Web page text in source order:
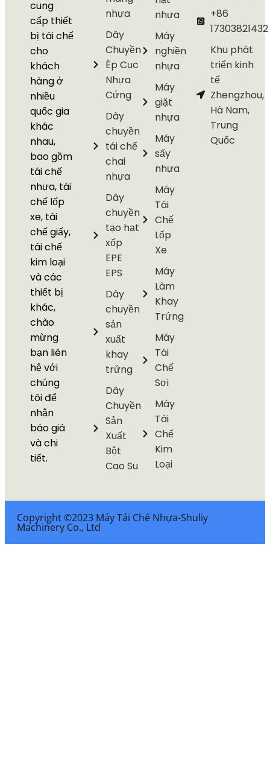
cung
cấp thiết
bị tái chế
cho
khách
hàng ở
nhiều
quốc gia
khác
nhau,
bao gồm
tái chế
nhựa, tái
chế lốp
xe, tái
chế giấy,
tái chế
kim loại
và các
thiết bị
khác,
chào
mừng
bạn liên
hệ với
chúng
tôi để
nhận
báo giá
và chi
tiết.
nhựa
Dây
Chuyền
Ép Cục
Nhựa
Cứng
Dây
chuyền
tái chế
chai
nhựa
Dây
chuyền
tạo hạt
xốp
EPE
EPS
Dây
chuyền
sản
xuất
khay
trứng
Dây
Chuyền
Sản
Xuất
Bột
Cao Su
nhựa
Máy
nghiền
nhựa
Máy
giặt
nhựa
Máy
sấy
nhựa
Máy
Tái
Chế
Lốp
Xe
Máy
Làm
Khay
Trứng
Máy
Tái
Chế
Sợi
Máy
Tái
Chế
Kim
Loại
+86
17303821432
Khu phát
triển kinh
tế
Zhengzhou,
Hà Nam,
Trung
Quốc
Copyright ©2023 Máy Tái Chế Nhựa-Shuliy
Machinery Co., Ltd